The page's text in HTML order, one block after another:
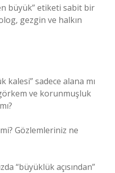
büyük” etiketi sabit bir
gezgin ve halkın
kalesi” sadece alana mı
ve korunmuşluk
Gözlemleriniz ne
“büyüklük açısından”